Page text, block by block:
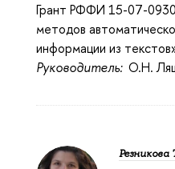
Грант РФФИ 15-07-
методов
информации из
Руководитель: О.Н.